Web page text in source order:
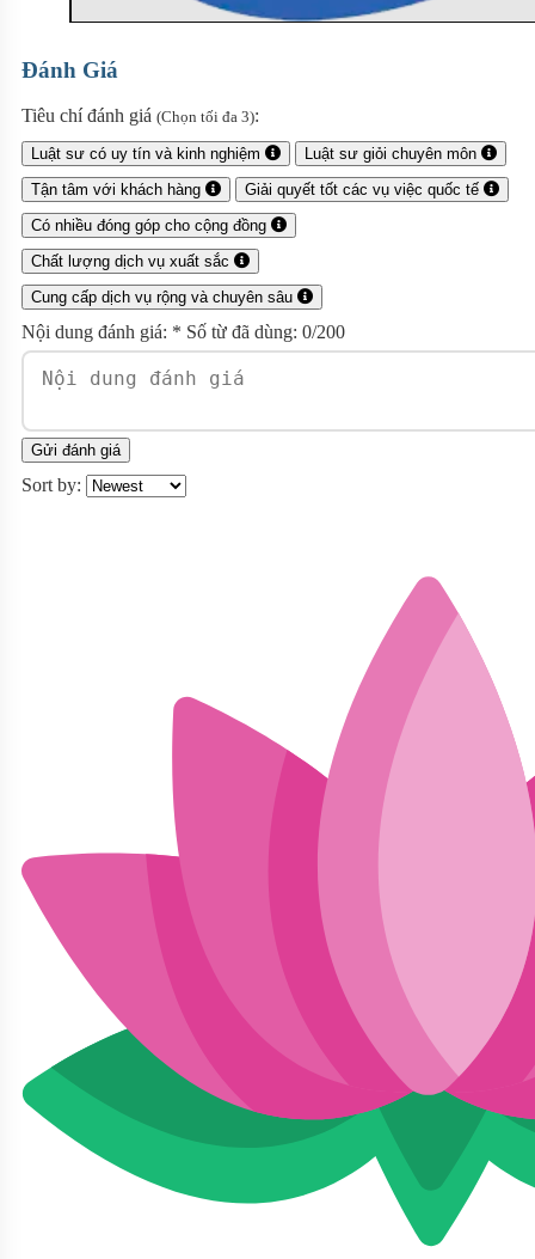
Đánh Giá
Tiêu chí đánh giá (Chọn tối đa 3):
Luật sư có uy tín và kinh nghiệm
Luật sư giỏi chuyên môn
Tận tâm với khách hàng
Giải quyết tốt các vụ việc quốc tế
Có nhiều đóng góp cho cộng đồng
Chất lượng dịch vụ xuất sắc
Cung cấp dịch vụ rộng và chuyên sâu
Nội dung đánh giá: * Số từ đã dùng: 0/200
Gửi đánh giá
Sort by: